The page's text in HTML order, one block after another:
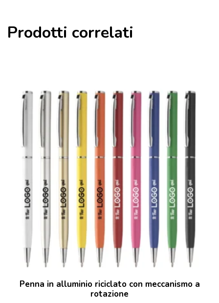
Prodotti correlati
Penna in alluminio riciclato con meccanismo a
rotazione